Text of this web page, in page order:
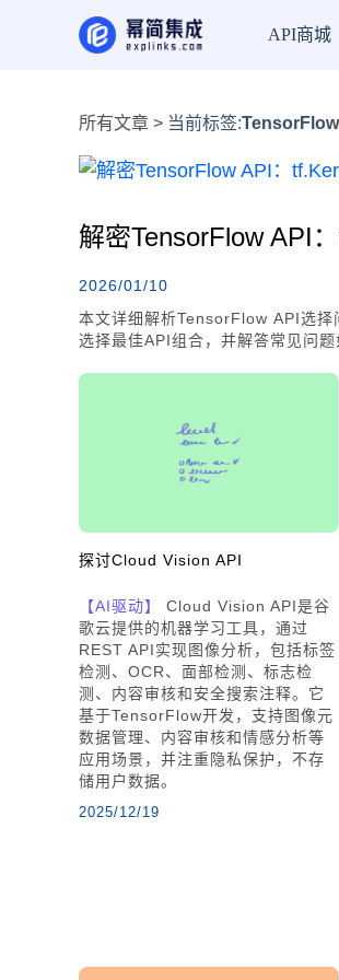
API商城
所有文章 > 当前标签:TensorFlow
解密TensorFlow API
2026/01/10
本文详细解析TensorFlow API选
选择最佳API组合，并解答常见问题
探讨Cloud Vision API
【AI驱动】
Cloud Vision API是谷
歌云提供的机器学习工具，通过
REST API实现图像分析，包括标签
检测、OCR、面部检测、标志检
测、内容审核和安全搜索注释。它
基于TensorFlow开发，支持图像元
数据管理、内容审核和情感分析等
应用场景，并注重隐私保护，不存
储用户数据。
2025/12/19